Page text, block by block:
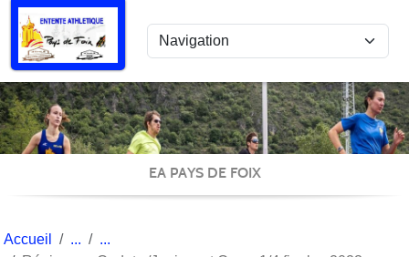
EA PAYS DE FOIX
Accueil
Panneau de gestion des cookies